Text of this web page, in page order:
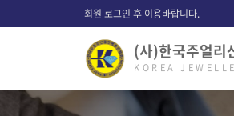
회원 로그인 후 이용바랍니다.
(사)한국주얼리
KOREA